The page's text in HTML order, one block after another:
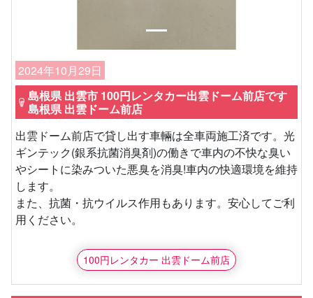
2024年10月29日
島根県 出雲市 100円レンタカー出雲ドーム前店です
島根県 出雲ドーム前店
出雲ドーム前店で貸し出す車輛は全車両施工済です。光
ギンテック(銀系抗菌消臭剤)の働きで車内の不快な臭い
やシートに染みついた悪臭を消臭!車内の快適環境を維持
します。
また、抗菌・抗ウイルス作用もあります。安心してご利
用ください。
100円レンタカー 出雲ドーム前店